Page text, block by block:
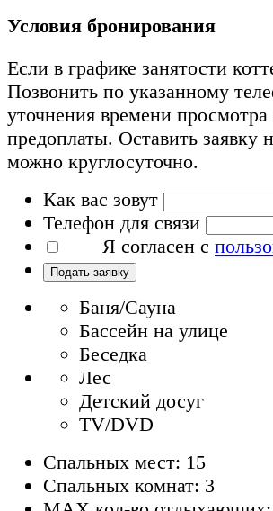
Условия бронирования
Если в графике занятости
Позвонить по указанному
уточнения времени
предоплаты. Оставить заявку
можно круглосуточно.
Как вас зовут
Телефон для связи
Я согласен с
Подать заявку
Баня/Сауна
Бассейн на улице
Беседка
Лес
Детский досуг
TV/DVD
Спальных мест: 15
Спальных комнат: 3